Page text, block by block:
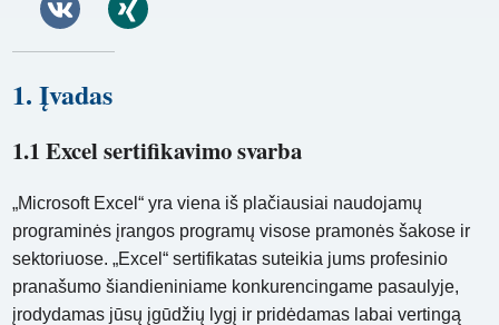
1. Įvadas
1.1 Excel sertifikavimo svarba
„Microsoft Excel“ yra viena iš plačiausiai naudojamų
programinės įrangos programų visose pramonės šakose ir
sektoriuose. „Excel“ sertifikatas suteikia jums profesinio
pranašumo šiandieniniame konkurencingame pasaulyje,
įrodydamas jūsų įgūdžių lygį ir pridėdamas labai vertingą